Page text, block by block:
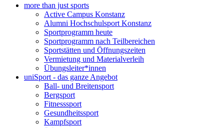
more than just sports
Active Campus Konstanz
Alumni Hochschulsport Konstanz
Sportprogramm heute
Sportprogramm nach Teilbereichen
Sportstätten und Öffnungszeiten
Vermietung und Materialverleih
Übungsleiter*innen
uniSport - das ganze Angebot
Ball- und Breitensport
Bergsport
Fitnesssport
Gesundheitssport
Kampfsport